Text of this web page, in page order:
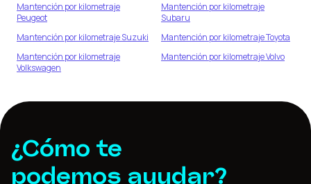
Mantención por kilometraje
Peugeot
Mantención por kilometraje
Subaru
Mantención por kilometrajeSuzuki Mantención por kilometrajeToyota
Mantención por kilometraje
Volkswagen
Mantención por kilometrajeVolvo
¿Cómo te
podemos ayudar?